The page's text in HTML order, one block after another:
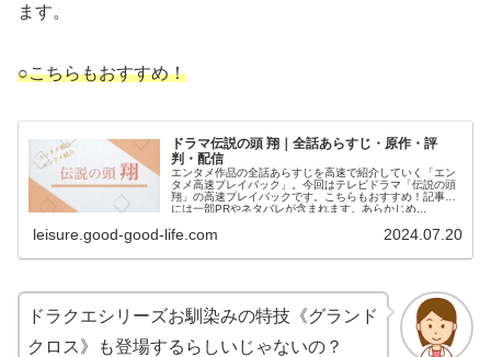
ます。
○こちらもおすすめ！
ドラマ伝説の頭 翔｜全話あらすじ・原作・評
判・配信
エンタメ作品の全話あらすじを高速で紹介していく「エン
タメ高速プレイバック」。今回はテレビドラマ「伝説の頭
翔」の高速プレイバックです。こちらもおすすめ！記事内
には一部PRやネタバレが含まれます。あらかじめ...
leisure.good-good-life.com 2024.07.20
ドラクエシリーズお馴染みの特技《グランド
クロス》も登場するらしいじゃないの？